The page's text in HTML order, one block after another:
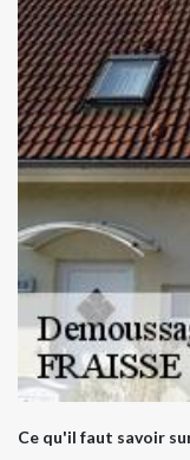
Ce qu'il faut savoir